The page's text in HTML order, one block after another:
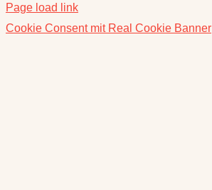
Page load link
Cookie Consent mit Real Cookie Banner